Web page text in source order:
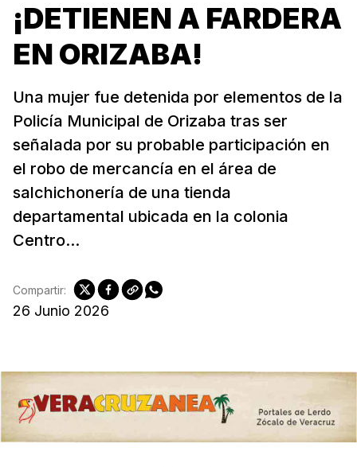
¡DETIENEN A FARDERA
EN ORIZABA!
Una mujer fue detenida por elementos de la
Policía Municipal de Orizaba tras ser
señalada por su probable participación en
el robo de mercancía en el área de
salchichonería de una tienda
departamental ubicada en la colonia
Centro...
26 Junio 2026
Compartir: